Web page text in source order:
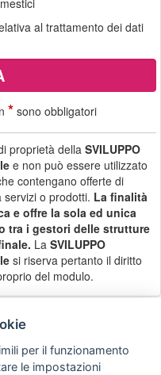
al trattamento dei dati
*sono obbligatori
proprietà dellaSVILUPPO
e non può essere utilizzato
contengano offerte di
o prodotti. La finalità
e offre la sola ed unica
tra i gestori delle strutture
La SVILUPPO
si riserva pertanto il diritto
del modulo.
Scrivici
per il funzionamento
le impostazioni